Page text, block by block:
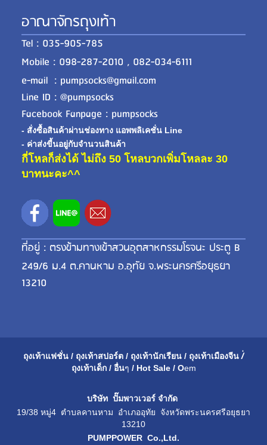
อาณาจักรถุงเท้า
Tel : 035-905-785
Mobile : 098-287-2010 , 082-034-6111
e-mail : pumpsocks@gmail.com
Line ID : @pumpsocks
Facebook Fanpage : pumpsocks
- สั่งซื้อสินค้าผ่านช่องทาง แอพพลิเคชั่น Line
- ค่าส่งขี้นอยู่กับจำนวนสินค้า
กี่โหลก็ส่งได้ ไม่ถึง 50 โหลบวกเพิ่มโหลละ 30
บาทนะคะ^^
ที่อยู่ : ตรงข้ามทางเข้าสวนอุตสาหกรรมโรจนะ ประตู B
249/6 ม.4 ต.คานหาม อ.อุทัย จ.พระนครศรีอยุธยา
13210
ถุงเท้าแฟชั่น / ถุงเท้าสปอร์ต / ถุงเท้านักเรียน / ถุงเท้าเมืองจีน /่
ถุงเท้าเด็ก / อื่นๆ / Hot Sale / Oem
บริษัท ปั๊มพาวเวอร์ จำกัด
19/38 หมู่4 ตำบลคานหาม อำเภออุทัย จังหวัดพระนครศรีอยุธยา
13210
PUMPPOWER Co.,Ltd.